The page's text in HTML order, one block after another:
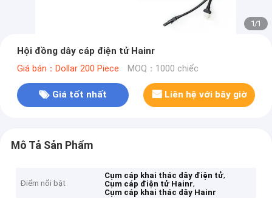
1/1
Hội đồng dây cáp điện tử Hainr
Giá bán：Dollar 200 Piece MOQ：1000 chiếc
Giá tốt nhất Liên hệ với bây giờ
Mô Tả Sản Phẩm
Điểm nổi bật
Cụm cáp khai thác dây điện tử,
Cụm cáp điện tử Hainr,
Cụm cáp khai thác dây Hainr